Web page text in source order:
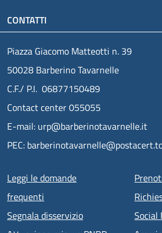
CONTATTI
Piazza Giacomo Matteotti n. 39
50028 Barberino Tavarnelle
C.F./ P.I. 06877150489
Contact center 055055
E-mail: urp@barberinotavarnelle.it
PEC:
Menu piè di pagina
Leggi le domande
frequenti
Segnala disservizio
Social